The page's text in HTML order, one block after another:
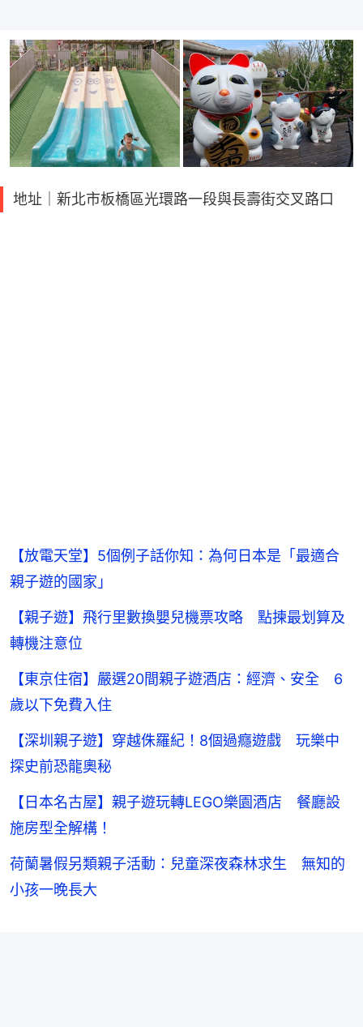
地址｜新北市板橋區光環路一段與長壽街交叉路口
【放電天堂】5個例子話你知：為何日本是「最適合
親子遊的國家」
【親子遊】飛行里數換嬰兒機票攻略 點揀最划算及
轉機注意位
【東京住宿】嚴選20間親子遊酒店：經濟、安全 6
歲以下免費入住
【深圳親子遊】穿越侏羅紀！8個過癮遊戲 玩樂中
探史前恐龍奧秘
【日本名古屋】親子遊玩轉LEGO樂園酒店 餐廳設
施房型全解構！
荷蘭暑假另類親子活動：兒童深夜森林求生 無知的
小孩一晚長大